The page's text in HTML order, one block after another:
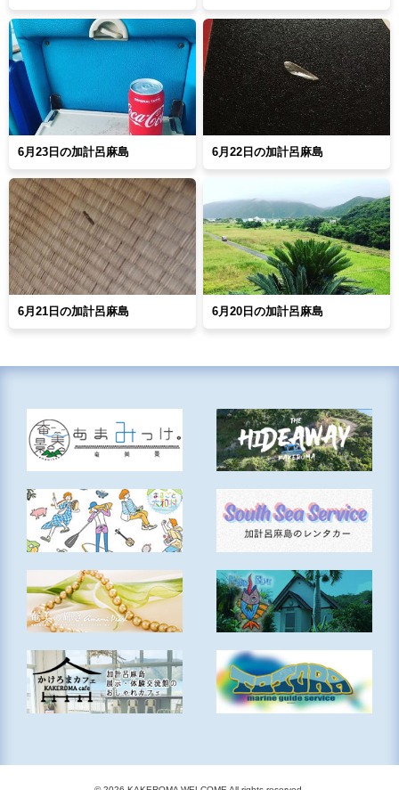
6月23日の加計呂麻島 6月22日の加計呂麻島
6月21日の加計呂麻島 6月20日の加計呂麻島